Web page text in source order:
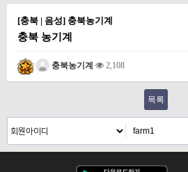
[충북 | 음성] 충북농기계
충북 농기계
충북농기계 2,108
목록